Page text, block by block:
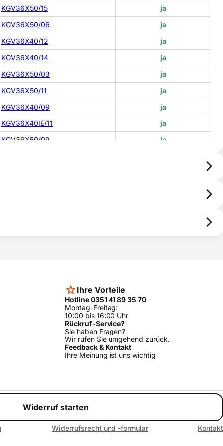
KGV36X50/15
ja
KGV36X50/06
ja
KGV36X40/12
ja
KGV36X40/14
ja
KGV36X50/03
ja
KGV36X50/11
ja
KGV36X40/09
ja
KGV36X40IE/11
ja
KGV36X50/09
ja
100 bis 15000 €
100 bis 15000 €
Komplett online (sofortiger Warenversand möglich) oder
Weitere Informationen finden Siehier
Ihre Vorteile
Hotline 0351 41 89 35 70
Montag-Freitag:
10:00 bis 16:00 Uhr
Rückruf-Service?
Sie haben Fragen?
Wir rufen Sie umgehend zurück.
Feedback & Kontakt
Ihre Meinung ist uns wichtig
Widerruf starten
Widerrufsrecht und -formular Kontakt